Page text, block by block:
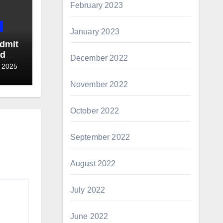
February 2023
January 2023
December 2022
November 2022
October 2022
September 2022
August 2022
July 2022
June 2022